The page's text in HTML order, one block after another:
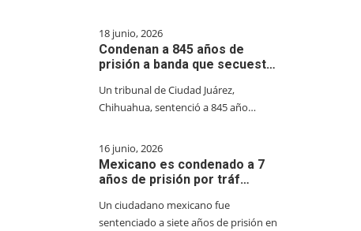
18 junio, 2026
Condenan a 845 años de
prisión a banda que secuest…
Un tribunal de Ciudad Juárez,
Chihuahua, sentenció a 845 año…
16 junio, 2026
Mexicano es condenado a 7
años de prisión por tráf…
Un ciudadano mexicano fue
sentenciado a siete años de prisión en